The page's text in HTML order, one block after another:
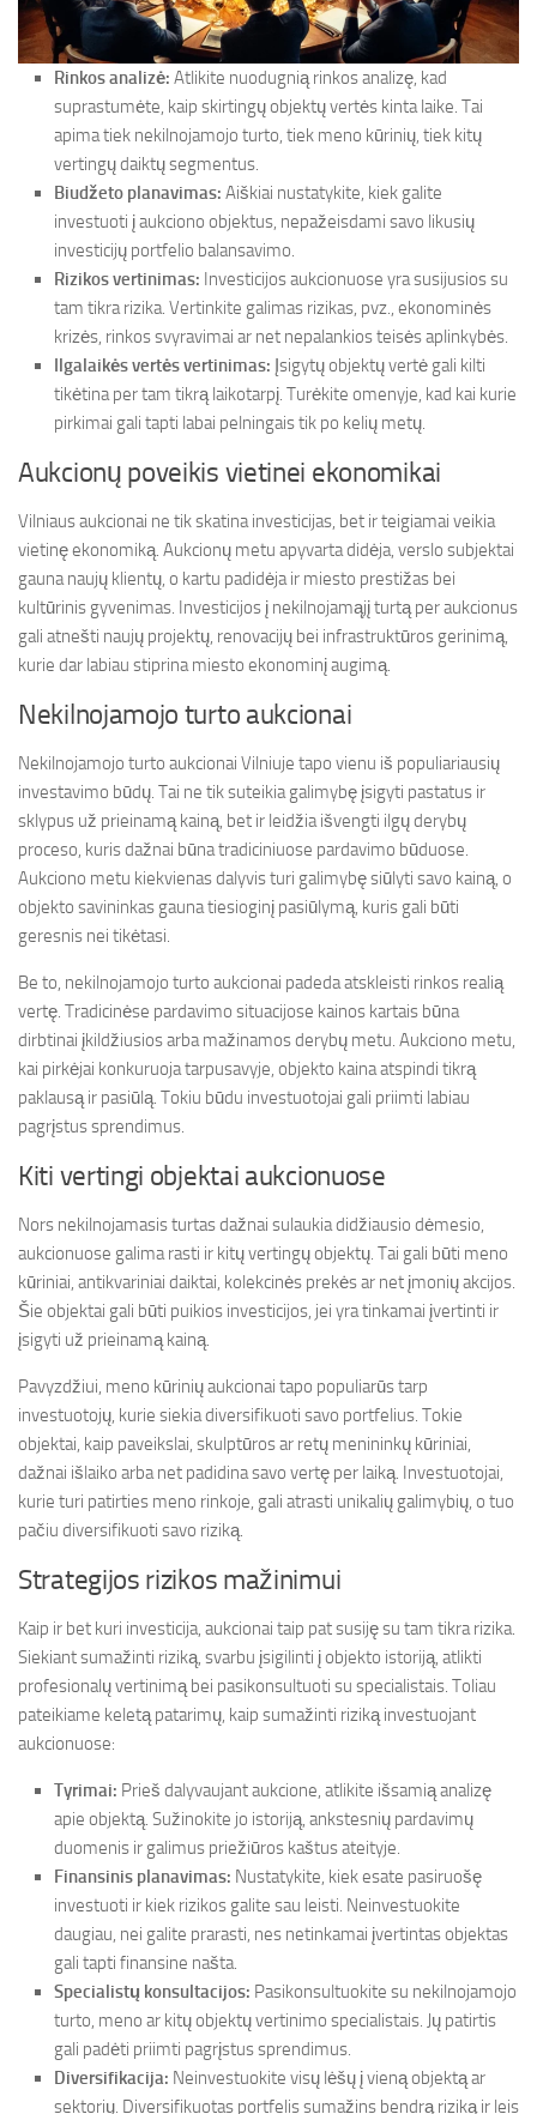
Rinkos analizė: Atlikite nuodugnią rinkos analizę, kad
suprastumėte, kaip skirtingų objektų vertės kinta laike. Tai
apima tiek nekilnojamojo turto, tiek meno kūrinių, tiek kitų
vertingų daiktų segmentus.
Biudžeto planavimas: Aiškiai nustatykite, kiek galite
investuoti į aukciono objektus, nepažeisdami savo likusių
investicijų portfelio balansavimo.
Rizikos vertinimas: Investicijos aukcionuose yra susijusios su
tam tikra rizika. Vertinkite galimas rizikas, pvz., ekonominės
krizės, rinkos svyravimai ar net nepalankios teisės aplinkybės.
Ilgalaikės vertės vertinimas: Įsigytų objektų vertė gali kilti
tikėtina per tam tikrą laikotarpį. Turėkite omenyje, kad kai kurie
pirkimai gali tapti labai pelningais tik po kelių metų.
Aukcionų poveikis vietinei ekonomikai
Vilniaus aukcionai ne tik skatina investicijas, bet ir teigiamai veikia
vietinę ekonomiką. Aukcionų metu apyvarta didėja, verslo subjektai
gauna naujų klientų, o kartu padidėja ir miesto prestižas bei
kultūrinis gyvenimas. Investicijos į nekilnojamąjį turtą per aukcionus
gali atnešti naujų projektų, renovacijų bei infrastruktūros gerinimą,
kurie dar labiau stiprina miesto ekonominį augimą.
Nekilnojamojo turto aukcionai
Nekilnojamojo turto aukcionai Vilniuje tapo vienu iš populiariausių
investavimo būdų. Tai ne tik suteikia galimybę įsigyti pastatus ir
sklypus už prieinamą kainą, bet ir leidžia išvengti ilgų derybų
proceso, kuris dažnai būna tradiciniuose pardavimo būduose.
Aukciono metu kiekvienas dalyvis turi galimybę siūlyti savo kainą, o
objekto savininkas gauna tiesioginį pasiūlymą, kuris gali būti
geresnis nei tikėtasi.
Be to, nekilnojamojo turto aukcionai padeda atskleisti rinkos realią
vertę. Tradicinėse pardavimo situacijose kainos kartais būna
dirbtinai įkildžiusios arba mažinamos derybų metu. Aukciono metu,
kai pirkėjai konkuruoja tarpusavyje, objekto kaina atspindi tikrą
paklausą ir pasiūlą. Tokiu būdu investuotojai gali priimti labiau
pagrįstus sprendimus.
Kiti vertingi objektai aukcionuose
Nors nekilnojamasis turtas dažnai sulaukia didžiausio dėmesio,
aukcionuose galima rasti ir kitų vertingų objektų. Tai gali būti meno
kūriniai, antikvariniai daiktai, kolekcinės prekės ar net įmonių akcijos.
Šie objektai gali būti puikios investicijos, jei yra tinkamai įvertinti ir
įsigyti už prieinamą kainą.
Pavyzdžiui, meno kūrinių aukcionai tapo populiarūs tarp
investuotojų, kurie siekia diversifikuoti savo portfelius. Tokie
objektai, kaip paveikslai, skulptūros ar retų menininkų kūriniai,
dažnai išlaiko arba net padidina savo vertę per laiką. Investuotojai,
kurie turi patirties meno rinkoje, gali atrasti unikalių galimybių, o tuo
pačiu diversifikuoti savo riziką.
Strategijos rizikos mažinimui
Kaip ir bet kuri investicija, aukcionai taip pat susiję su tam tikra rizika.
Siekiant sumažinti riziką, svarbu įsigilinti į objekto istoriją, atlikti
profesionalų vertinimą bei pasikonsultuoti su specialistais. Toliau
pateikiame keletą patarimų, kaip sumažinti riziką investuojant
aukcionuose:
Tyrimai: Prieš dalyvaujant aukcione, atlikite išsamią analizę
apie objektą. Sužinokite jo istoriją, ankstesnių pardavimų
duomenis ir galimus priežiūros kaštus ateityje.
Finansinis planavimas: Nustatykite, kiek esate pasiruošę
investuoti ir kiek rizikos galite sau leisti. Neinvestuokite
daugiau, nei galite prarasti, nes netinkamai įvertintas objektas
gali tapti finansine našta.
Specialistų konsultacijos: Pasikonsultuokite su nekilnojamojo
turto, meno ar kitų objektų vertinimo specialistais. Jų patirtis
gali padėti priimti pagrįstus sprendimus.
Diversifikacija: Neinvestuokite visų lėšų į vieną objektą ar
sektorių. Diversifikuotas portfelis sumažins bendrą riziką ir leis